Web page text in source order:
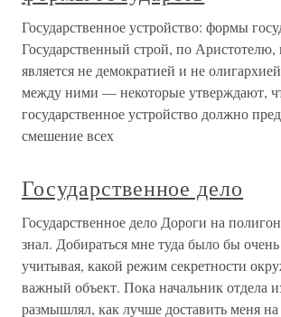
Государственное устройство: формы
Государственный строй, по Аристотелю,
является не демократией и не
между ними — некоторые утверждают,
государственное устройство должно
смешение всех
Государственное дело
Государственное дело Дороги на
знал. Добираться мне туда было бы
учитывая, какой режим секретности
важный объект. Пока начальник отдела
размышлял, как лучше доставить меня